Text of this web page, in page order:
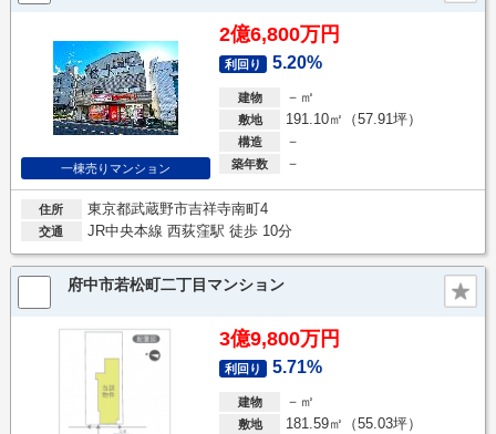
一棟売りマンション
2億6,800万円
利回り 5.20%
建物 －㎡
敷地 191.10㎡（57.91坪）
構造 －
築年数 －
住所 東京都武蔵野市吉祥寺南町4
交通 JR中央本線 西荻窪駅 徒歩 10分
府中市若松町二丁目マンション
3億9,800万円
利回り 5.71%
建物 －㎡
敷地 181.59㎡（55.03坪）